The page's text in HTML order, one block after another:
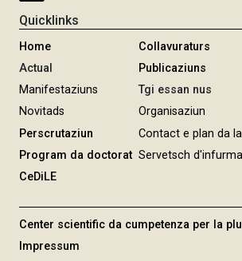
Quicklinks
Home
Actual
Manifestaziuns
Novitads
Perscrutaziun
Program da doctorat
CeDiLE
Collavuraturs
Publicaziuns
Tgi essan nus
Organisaziun
Contact e plan da
Servetsch
Center scientific da cumpetenza per la
Impressum